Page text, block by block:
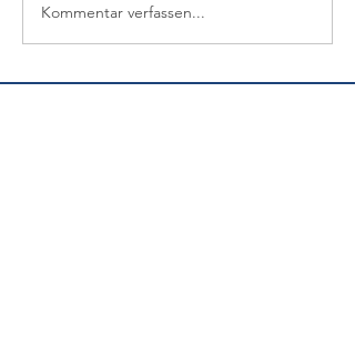
Kommentar verfassen...